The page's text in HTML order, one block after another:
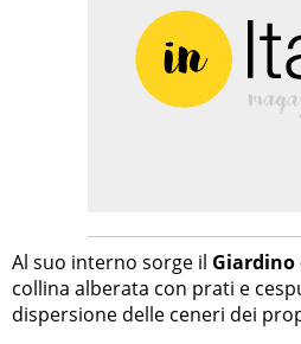
Al suo interno sorge il Giardino
collina alberata con prati e
dispersione delle ceneri dei